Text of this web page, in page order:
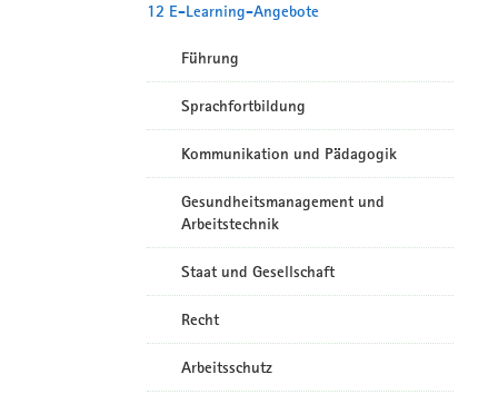
12 E-Learning-Angebote
Führung
Sprachfortbildung
Kommunikation und Pädagogik
Gesundheitsmanagement und
Arbeitstechnik
Staat und Gesellschaft
Recht
Arbeitsschutz